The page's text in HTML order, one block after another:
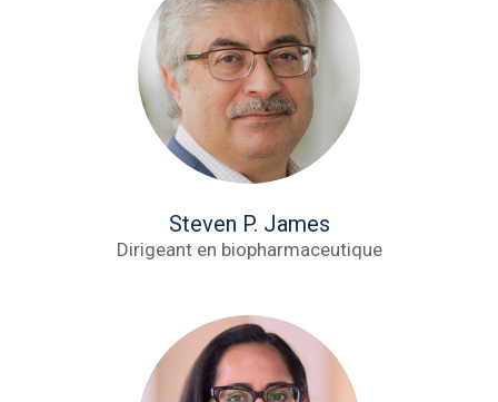
Steven P. James
Dirigeant en biopharmaceutique